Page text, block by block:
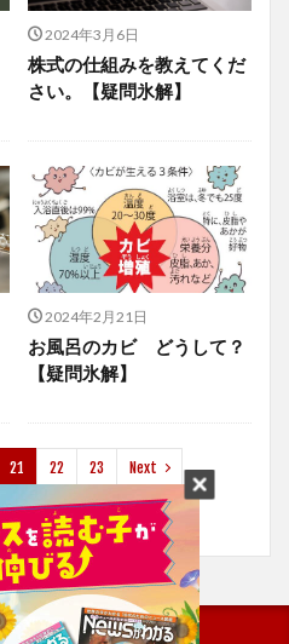
2024年3月6日
株式の仕組みを教えてくだ
さい。【疑問氷解】
2024年2月21日
お風呂のカビ どうして？
【疑問氷解】
21 22 23 Next